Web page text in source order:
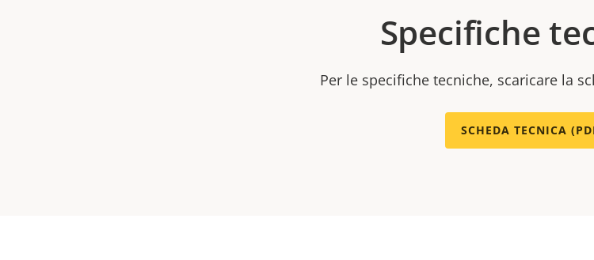
Specifiche
Per le specifiche tecniche, scaricare la
SCHEDA TECNICA